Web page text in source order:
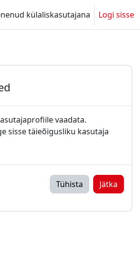
külaliskasutajana Logi sisse
vaadata.
sisse täieõigusliku kasutaja
Tühista Jätka